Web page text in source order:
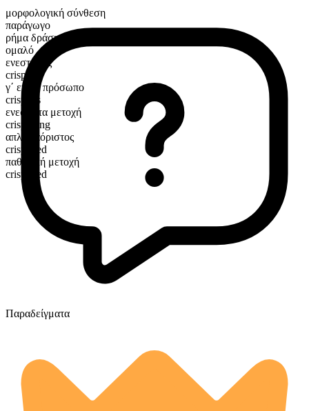
μορφολογική σύνθεση
παράγωγο
ρήμα δράσης
ομαλό
ενεστώτας
crispen
γ΄ ενικό πρόσωπο
crispens
ενεστώτα μετοχή
crispening
απλός αόριστος
crispened
παθητική μετοχή
crispened
Παραδείγματα